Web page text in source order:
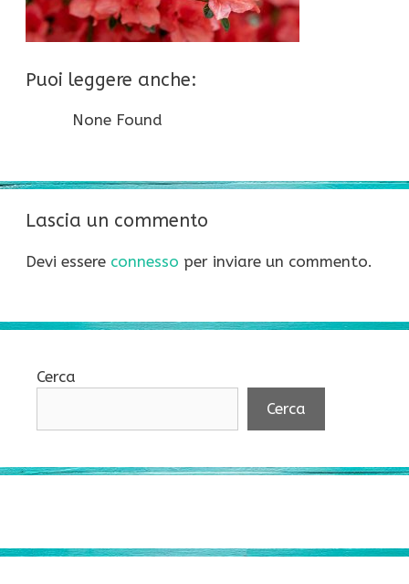
Puoi leggere anche:
None Found
Lascia un commento
Devi essere connesso per inviare un commento.
Cerca
Cerca